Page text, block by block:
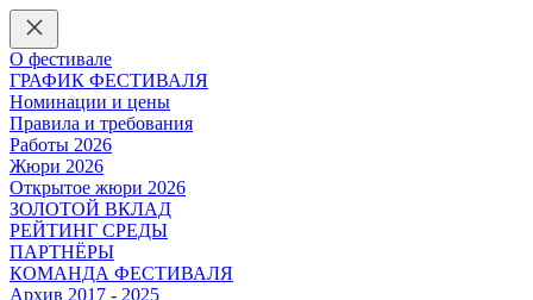
О фестивале
ГРАФИК ФЕСТИВАЛЯ
Номинации и цены
Правила и требования
Работы 2026
Жюри 2026
Открытое жюри 2026
ЗОЛОТОЙ ВКЛАД
РЕЙТИНГ СРЕДЫ
ПАРТНЁРЫ
КОМАНДА ФЕСТИВАЛЯ
Архив 2017 - 2025